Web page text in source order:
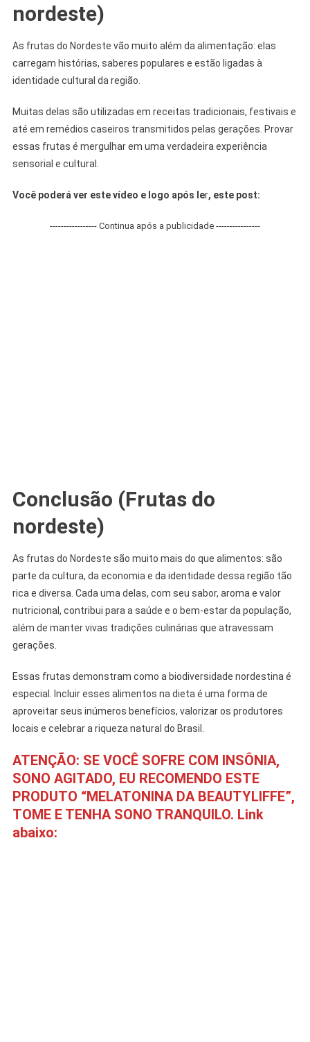
nordeste)
As frutas do Nordeste vão muito além da alimentação: elas
carregam histórias, saberes populares e estão ligadas à
identidade cultural da região.
Muitas delas são utilizadas em receitas tradicionais, festivais e
até em remédios caseiros transmitidos pelas gerações. Provar
essas frutas é mergulhar em uma verdadeira experiência
sensorial e cultural.
Você poderá ver este vídeo e logo após ler, este post:
----------------- Continua após a publicidade ----------------
Conclusão (Frutas do
nordeste)
As frutas do Nordeste são muito mais do que alimentos: são
parte da cultura, da economia e da identidade dessa região tão
rica e diversa. Cada uma delas, com seu sabor, aroma e valor
nutricional, contribui para a saúde e o bem-estar da população,
além de manter vivas tradições culinárias que atravessam
gerações.
Essas frutas demonstram como a biodiversidade nordestina é
especial. Incluir esses alimentos na dieta é uma forma de
aproveitar seus inúmeros benefícios, valorizar os produtores
locais e celebrar a riqueza natural do Brasil.
ATENÇÃO: SE VOCÊ SOFRE COM INSÔNIA,
SONO AGITADO, EU RECOMENDO ESTE
PRODUTO “MELATONINA DA BEAUTYLIFFE”,
TOME E TENHA SONO TRANQUILO. Link
abaixo: